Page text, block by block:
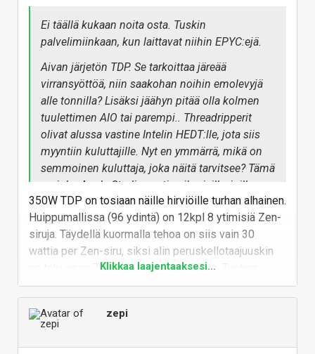
Ei täällä kukaan noita osta. Tuskin
palvelimiinkaan, kun laittavat niihin EPYC:ejä.
Aivan järjetön TDP. Se tarkoittaa järeää
virransyöttöä, niin saakohan noihin emolevyjä
alle tonnilla? Lisäksi jäähyn pitää olla kolmen
tuulettimen AIO tai parempi.. Threadripperit
olivat alussa vastine Intelin HEDT:lle, jota siis
myyntiin kuluttajille. Nyt en ymmärrä, mikä on
semmoinen kuluttaja, joka näitä tarvitsee? Tämä
on joku Apple Studio vastine ihmisille, joilla on
halpaa sähköä ja koneellinen ilmanvaihto?
350W TDP on tosiaan näille hirviöille turhan alhainen.
Huippumallissa (96 ydintä) on 12kpl 8 ytimisiä Zen-
siruja. Täydellä kuormalla tehoa on siis vain 30
wattia per Zen-siru, siksi alin peruskellotaajuuskin
on toki esim 7995WX mallissa 2.5GHz. Tuohon
kellotaajuuteen tuolla wattimäärällä, per siru,
päästään.
Tehoa olisi siis hurjasti lisää vielä tarjolla, kun vaan
Klikkaa laajentaaksesi...
zepi